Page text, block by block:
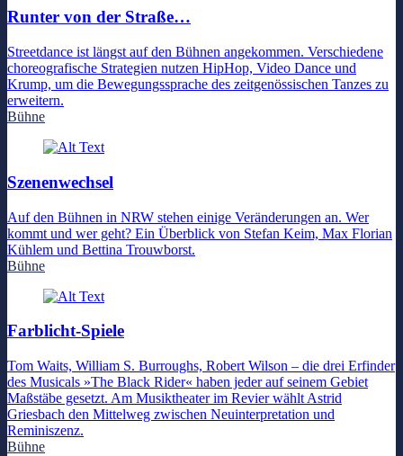
Runter von der Straße…
Streetdance ist längst auf den Bühnen angekommen. Verschiedene
choreografische Strategien nutzen HipHop, Video Dance und
Krump, um die Bewegungssprache des zeitgenössischen Tanzes zu
erweitern.
Bühne
Szenenwechsel
Auf den Bühnen in NRW stehen einige Veränderungen an. Wer
kommt und wer geht? Ein Überblick von Stefan Keim, Max Florian
Kühlem und Bettina Trouwborst.
Bühne
Farblicht-Spiele
Tom Waits, William S. Burroughs, Robert Wilson – die drei Erfinder
des Musicals »The Black Rider« haben jeder auf seinem Gebiet
Maßstäbe gesetzt. Am Musiktheater im Revier wählt Astrid
Griesbach den Mittelweg zwischen Neuinterpretation und
Reminiszenz.
Bühne